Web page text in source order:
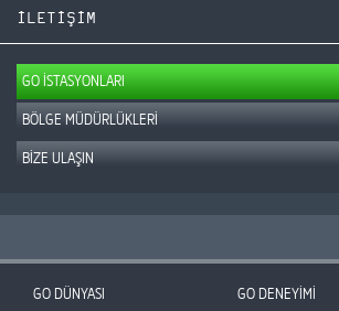
İLETİŞİM
GO İSTASYONLARI
BÖLGE MÜDÜRLÜKLERİ
BİZE ULAŞIN
GO DÜNYASI
GO DENEYİMİ